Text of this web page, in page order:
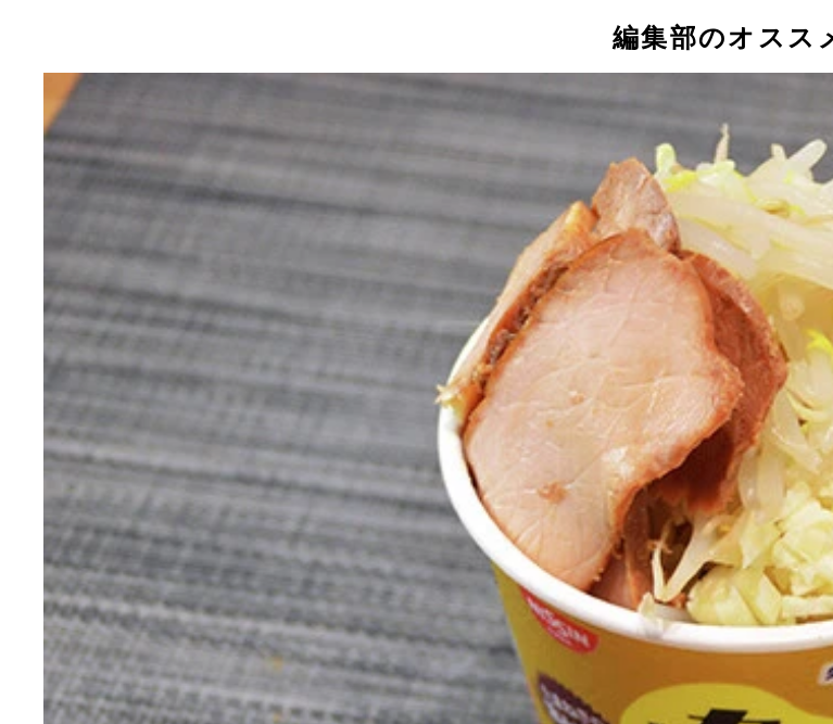
（１）分ける！ 日清カレーメシを開封し、中から米、カレールウ、具を取り出し、素材ご
ップに戻そう
（２）注ぐ！ 続いてペヤングも開封してかやくとソースの袋を取り出したら、（１）とペ
待ったら湯切りをしよう
（３）入れる！ ペヤングの麺が戻ったらカレーメシのルウをよくかき混ぜて溶かし、麺を
てもよし！
（４）メシ！ カレーメシの米とペヤングのかやくはペヤングの容器に移し、熱湯を少しず
シ」の完成だ！
（５）完成！「カレーメンとペヤンメシ」
編集部のオスス